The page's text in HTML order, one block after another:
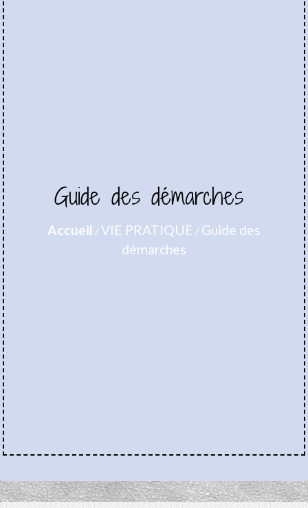
Guide des démarches
Accueil /VIE PRATIQUE / Guide des
démarches